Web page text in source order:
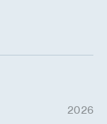
2026